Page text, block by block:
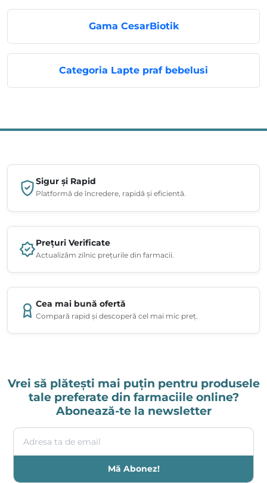
Gama CesarBiotik
Categoria Lapte praf bebelusi
Sigur și Rapid
Platformă de încredere, rapidă și eficientă.
Prețuri Verificate
Actualizăm zilnic prețurile din farmacii.
Cea mai bună ofertă
Compară rapid și descoperă cel mai mic preț.
Vrei să plătești mai puțin pentru produsele
tale preferate din farmaciile online?
Abonează-te la newsletter
Adresa ta de email
Mă Abonez!